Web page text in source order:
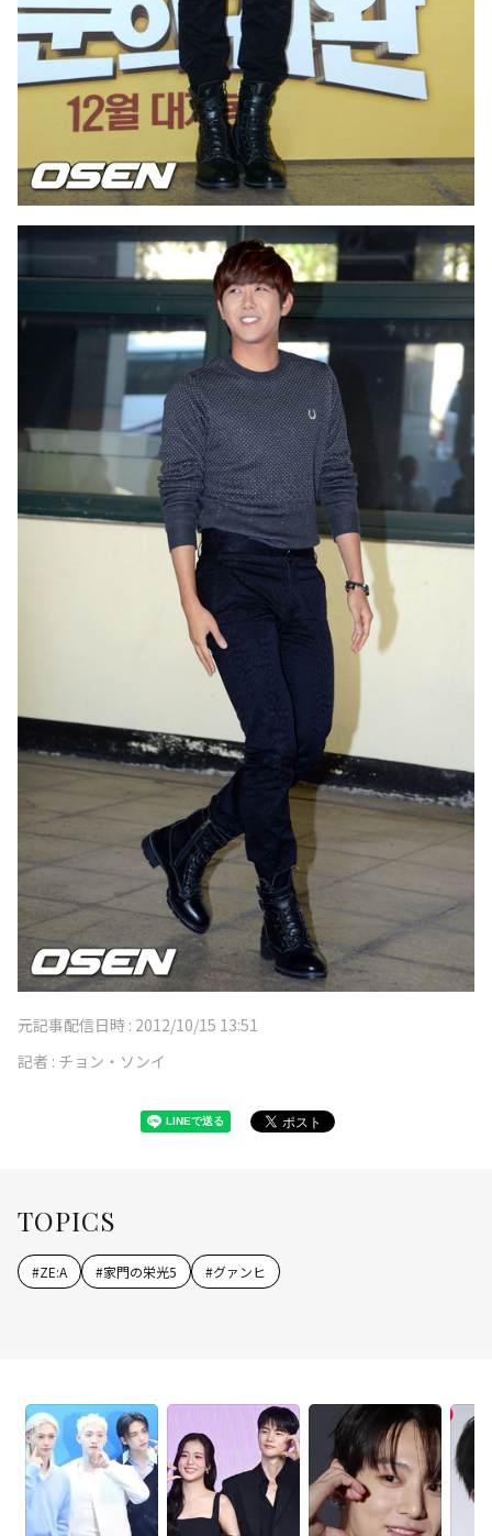
元記事配信日時 : 2012/10/15 13:51
記者 : チョン・ソンイ
TOPICS
#ZE:A #家門の栄光5 #グァンヒ